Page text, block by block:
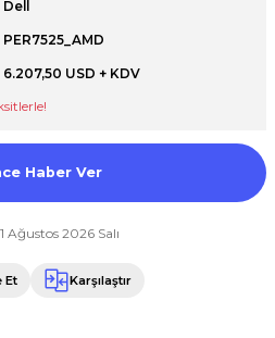
Dell
PER7525_AMD
6.207,50 USD + KDV
Haber Ver
Ağustos 2026 Salı
Et Karşılaştır